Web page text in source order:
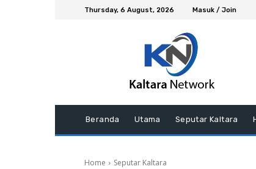
Thursday, 6 August, 2026 Masuk / Join
Beranda Utama Seputar Kaltara
Home Seputar Kaltara